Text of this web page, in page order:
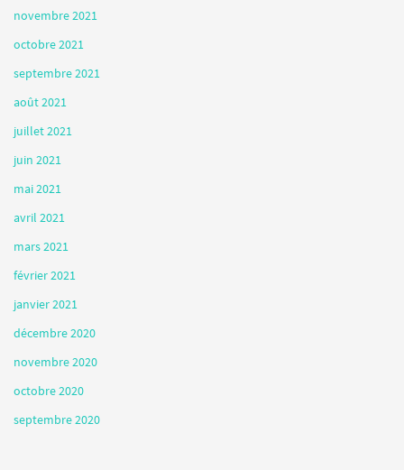
novembre 2021
octobre 2021
septembre 2021
août 2021
juillet 2021
juin 2021
mai 2021
avril 2021
mars 2021
février 2021
janvier 2021
décembre 2020
novembre 2020
octobre 2020
septembre 2020